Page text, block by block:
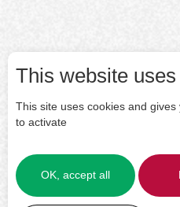
This website
This site uses cookies and
to activate
OK, accept all